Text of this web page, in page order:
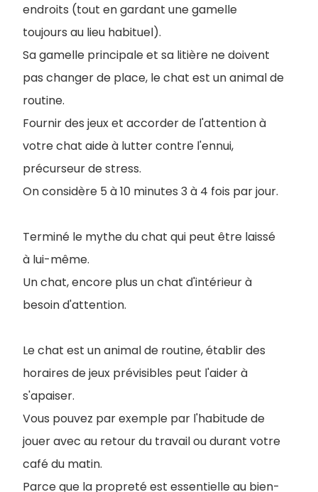
endroits (tout en gardant une gamelle
toujours au lieu habituel).
Sa gamelle principale et sa litière ne doivent
pas changer de place, le chat est un animal de
routine.
Fournir des jeux et accorder de l'attention à
votre chat aide à lutter contre l'ennui,
précurseur de stress.
On considère 5 à 10 minutes 3 à 4 fois par jour.
Terminé le mythe du chat qui peut être laissé
à lui-même.
Un chat, encore plus un chat d'intérieur à
besoin d'attention.
Le chat est un animal de routine, établir des
horaires de jeux prévisibles peut l'aider à
s'apaiser.
Vous pouvez par exemple par l'habitude de
jouer avec au retour du travail ou durant votre
café du matin.
Parce que la propreté est essentielle au bien-